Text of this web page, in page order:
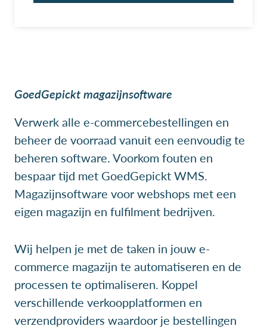
GoedGepickt magazijnsoftware
Verwerk alle e-commercebestellingen en
beheer de voorraad vanuit een eenvoudig te
beheren software. Voorkom fouten en
bespaar tijd met GoedGepickt WMS.
Magazijnsoftware voor webshops met een
eigen magazijn en fulfilment bedrijven.
Wij helpen je met de taken in jouw e-
commerce magazijn te automatiseren en de
processen te optimaliseren. Koppel
verschillende verkoopplatformen en
verzendproviders waardoor je bestellingen